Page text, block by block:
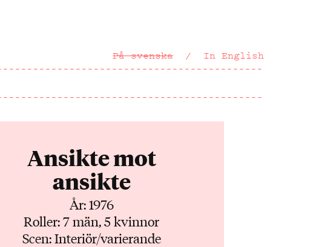
På svenska
In English
Ansikte mot
ansikte
År: 1976
Roller: 7 män, 5 kvinnor
Scen: Interiör/varierande